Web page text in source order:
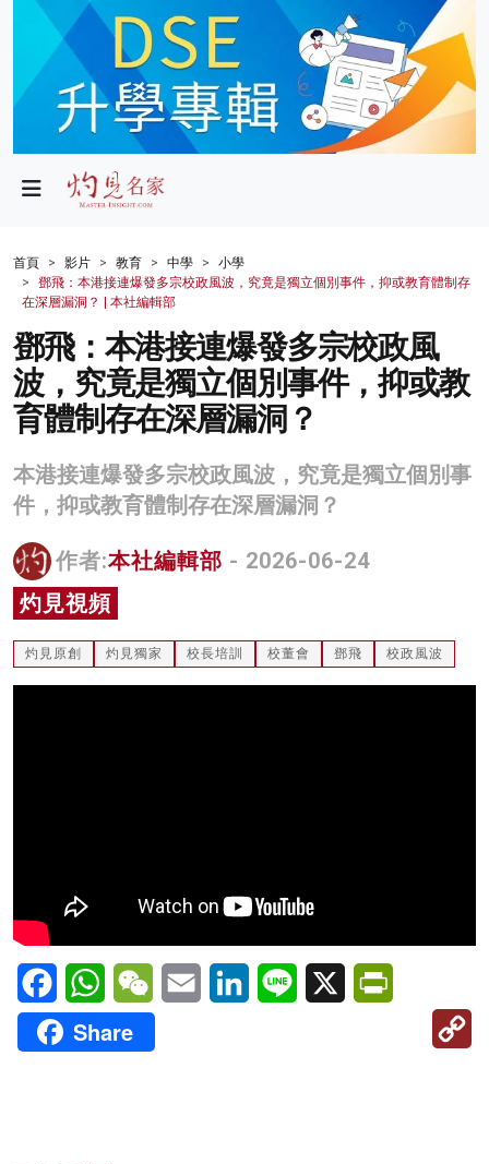
政局
財經
生活
健康
商業
科技
影片
名家榜
灼見活動
關於我們
首頁 影片 教育 中學
小學
鄧飛：本港接連爆發多宗校政風波，究竟是獨立個別事件，抑或教育體制存
在深層漏洞？ | 本社編輯部
鄧飛：本港接連爆發多宗校政風
波，究竟是獨立個別事件，抑或教
育體制存在深層漏洞？
本港接連爆發多宗校政風波，究竟是獨立個別事
件，抑或教育體制存在深層漏洞？
作者:本社編輯部 - 2026-06-24
灼見視頻
灼見原創 灼見獨家 校長培訓 校董會 鄧飛 校政風波
FacebookWhatsAppWeChatEmail LinkedInLine X
Share